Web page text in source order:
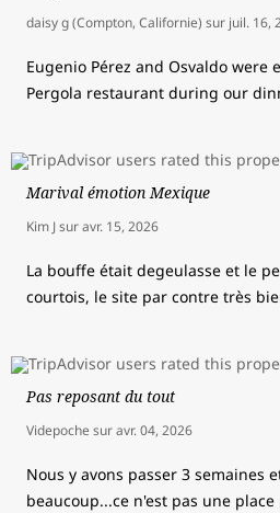
daisy g (Compton, Californie) sur juil. 16,
Eugenio Pérez and Osvaldo were
Pergola restaurant during our
Marival émotion Mexique
Kim Jsuravr. 15, 2026
La bouffe était degeulasse et le
courtois, le site par contre très
Pas reposant du tout
Videpoche suravr. 04, 2026
Nous y avons passer 3 semaines
beaucoup...ce n'est pas une